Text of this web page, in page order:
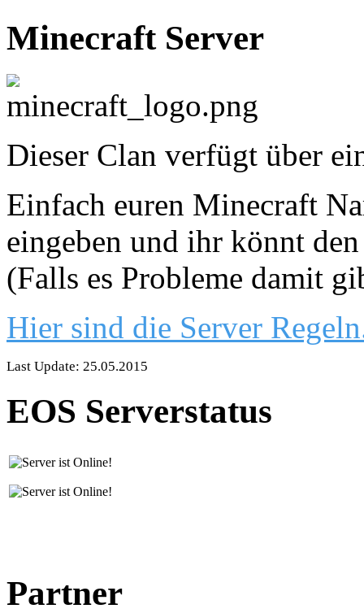
Minecraft Server
Dieser Clan verfügt über
Einfach euren Minecraft
eingeben und ihr könnt
(Falls es Probleme damit
Hier sind die Server
Last Update: 25.05.2015
EOS Serverstatus
Partner